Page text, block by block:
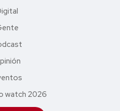
watch 2026